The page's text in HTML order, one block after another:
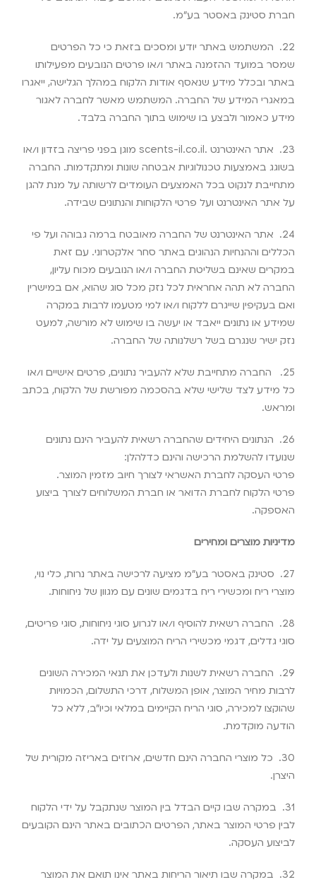
חברת סטינק באסטר בע”מ.
22.
המשתמש באתר יודע ומסכים בזאת כי כל הפרטים
שמסר במועד ההזמנה באתר ו/או פרטים הנובעים מפעילותו
באתר ובכלל מידע שנאסף אודות הלקוח במהלך הגלישה, ייאגרו
במאגרי המידע של החברה. המשתמש מאשר לחברה לאגור
מידע כאמור ולבצע בו שימוש בתוך החברה בלבד.
23. אתר האינטרנט scents-il.co.il. מוגן בפני פריצה בזדון ו/או
בשוגג באמצעות טכנולוגיות אבטחה שונות ומתקדמות. החברה
מתחייבת לנקוט בכל האמצעים העומדים לרשותה על מנת להגן
על אתר האינטרנט ועל פרטי הלקוחות והנתונים שבידה.
24.
אתר האינטרנט של החברה מאובטח ברמה גבוהה ועל פי
הכללים וההנחיות הנהוגים באתר סחר אלקטרוני. עם זאת
במקרים שאינם בשליטת החברה ו/או הנובעים מכוח עליון,
החברה לא תהה אחראית לכל נזק מכל סוג שהוא, אם במישרין
ואם בעקיפין שייגרם ללקוח ו/או למי מטעמו לרבות במקרה
שמידע או נתונים ייאבד או יעשה בו שימוש לא מורשה, למעט
נזק ישיר שנגרם בשל רשלנותה של החברה.
25.
החברה מתחייבת שלא להעביר נתונים, פרטים אישיים ו/או
כל מידע לצד שלישי שלא בהסכמה מפורשת של הלקוח, בכתב
ומראש.
26.
הנתונים היחידים שהחברה רשאית להעביר הינם נתונים
שנועדו להשלמת הרכישה והינם כדלהלן:
פרטי העסקה לחברת האשראי לצורך חיוב מזמין המוצר.
פרטי הלקוח לחברת הדואר או חברת המשלוחים לצורך ביצוע
האספקה.
מדיניות מוצרים ומחירים
27.
סטינק באסטר בע”מ מציעה לרכישה באתר נרות, כלי נוי,
מוצרי ריח ומכשירי ריח בדגמים שונים עם מגוון של ניחוחות.
28.
החברה רשאית להוסיף ו/או לגרוע סוגי ניחוחות, סוגי פריטים,
סוגי גדלים, דגמי מכשירי הריח המוצעים על ידה.
29.
החברה רשאית לשנות ולעדכן את תנאי המכירה השונים
לרבות מחיר המוצר, אופן המשלוח, דרכי התשלום, הכמויות
שהוקצו למכירה, סוגי הריח הקיימים במלאי וכיו”ב, ללא כל
הודעה מוקדמת.
30.
כל מוצרי החברה הינם חדשים, ארוזים באריזה מקורית של
היצרן.
31.
במקרה שבו קיים הבדל בין המוצר שנתקבל על ידי הלקוח
לבין פרטי המוצר באתר, הפרטים הכתובים באתר הינם הקובעים
לביצוע העסקה.
32.
במקרה שבו תיאור הריחות באתר אינו תואם את המוצר